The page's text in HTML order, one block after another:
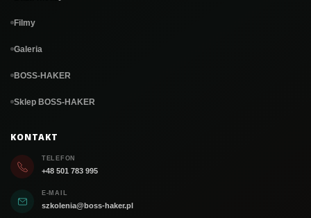
Filmy
Galeria
BOSS-HAKER
Sklep BOSS-HAKER
KONTAKT
TELEFON
+48 501 783 995
E-MAIL
szkolenia@boss-haker.pl